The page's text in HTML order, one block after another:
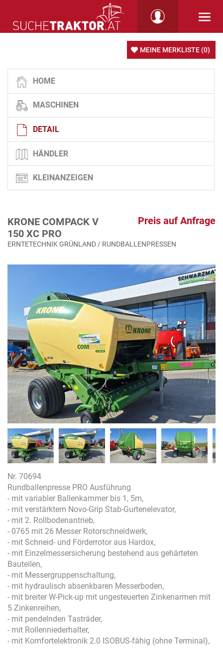
MEINE MERKLISTE (0)
HOME
MASCHINEN
DETAIL
HÄNDLER
KLEINANZEIGEN
KRONE COMPACK V
150 XC PRO
Preis auf Anfrage
ERNTETECHNIK GRÜNLAND / RUNDBALLENPRESSEN
Nr. 70694
Rundballenpresse PRO Ausführung
- mit variabler Ballenkammer bis 1, 5m,
- mit verstärktem Novo-Grip Stab-Gurtenelevator,
- mit 2. Rollbodenantrieb,
- 0765 mit 26 Messer Rotorschneidwerk,
- mit Schneid- und Förderrotor aus Hardox,
- mit Einzelmessersicherung bestehend aus gehärteten
Bauteilen,
- mit Messergruppenschaltung,
- mit hydraulisch absenkbaren Messerboden,
- mit breiter W-Pick-up mit ungesteuerten Zinkenarmen mit
5 Zinkenreihen,
- mit pendelnden Tasträder,
- mit Rollenniederhalter,
- mit Komfortelektronik 2.0 ISOBUS-fähig (ohne Terminal),